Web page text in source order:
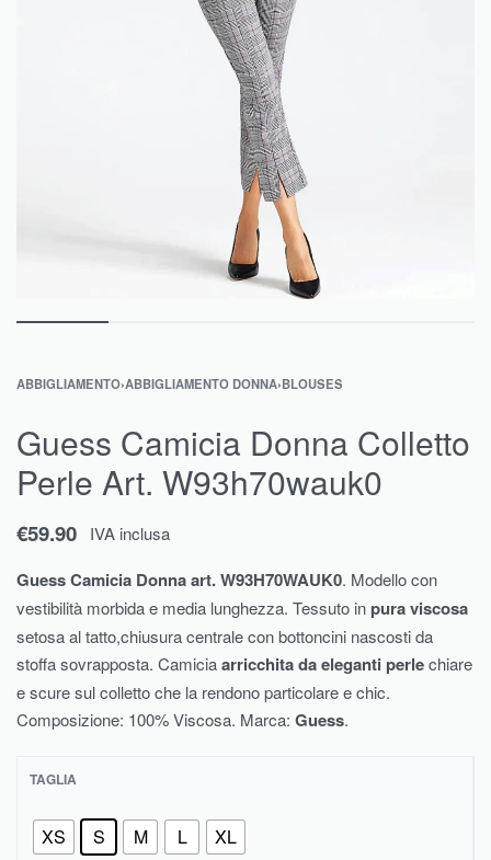
ABBIGLIAMENTO›ABBIGLIAMENTO DONNA›BLOUSES
Guess Camicia Donna Colletto
Perle Art. W93h70wauk0
€59.90 IVA inclusa
Guess Camicia Donna art. W93H70WAUK0. Modello con
vestibilità morbida e media lunghezza. Tessuto inpura viscosa
setosa al tatto,chiusura centrale con bottoncini nascosti da
stoffa sovrapposta. Camiciaarricchita da eleganti perlechiare
e scure sul colletto che la rendono particolare e chic.
Composizione: 100% Viscosa. Marca: Guess.
TAGLIA
XS S M L XL